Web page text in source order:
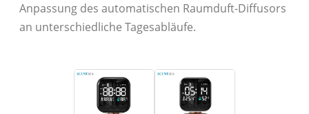
Anpassung des automatischen Raumduft-Diffusors
an unterschiedliche Tagesabläufe.